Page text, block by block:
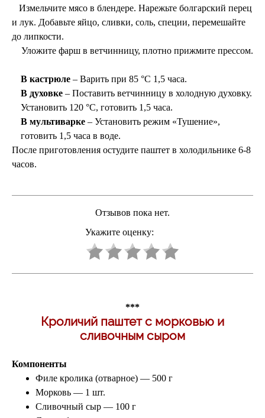
Измельчите мясо в блендере. Нарежьте болгарский перец
и лук. Добавьте яйцо, сливки, соль, специи, перемешайте
до липкости.
Уложите фарш в ветчинницу, плотно прижмите прессом.
В кастрюле – Варить при 85 °C 1,5 часа.
В духовке – Поставить ветчинницу в холодную духовку.
Установить 120 °C, готовить 1,5 часа.
В мультиварке – Установить режим «Тушение»,
готовить 1,5 часа в воде.
После приготовления остудите паштет в холодильнике 6-8
часов.
Отзывов пока нет.
Укажите оценку:
***
Кроличий паштет с морковью и
сливочным сыром
Компоненты
Филе кролика (отварное) — 500 г
Морковь — 1 шт.
Сливочный сыр — 100 г